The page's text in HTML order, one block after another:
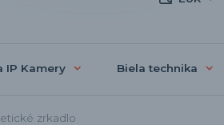
IP Kamery Biela technika
zrkadlo